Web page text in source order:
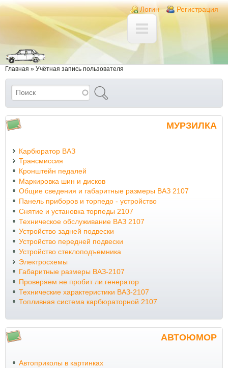
Перейти к основному содержанию
Skip to search
Login links
Логин Регистрация
Вы здесь
Главная » Учётная запись пользователя
Форма поиска
Поиск
МУРЗИЛКА
Карбюратор ВАЗ
Трансмиссия
Кронштейн педалей
Маркировка шин и дисков
Общие сведения и габаритные размеры ВАЗ 2107
Панель приборов и торпедо - устройство
Снятие и установка торпеды 2107
Техническое обслуживание ВАЗ 2107
Устройство задней подвески
Устройство передней подвески
Устройство стеклоподъемника
Электросхемы
Габаритные размеры ВАЗ-2107
Проверяем не пробит ли генератор
Технические характеристики ВАЗ-2107
Топливная система карбюраторной 2107
АВТОЮМОР
Автоприколы в картинках